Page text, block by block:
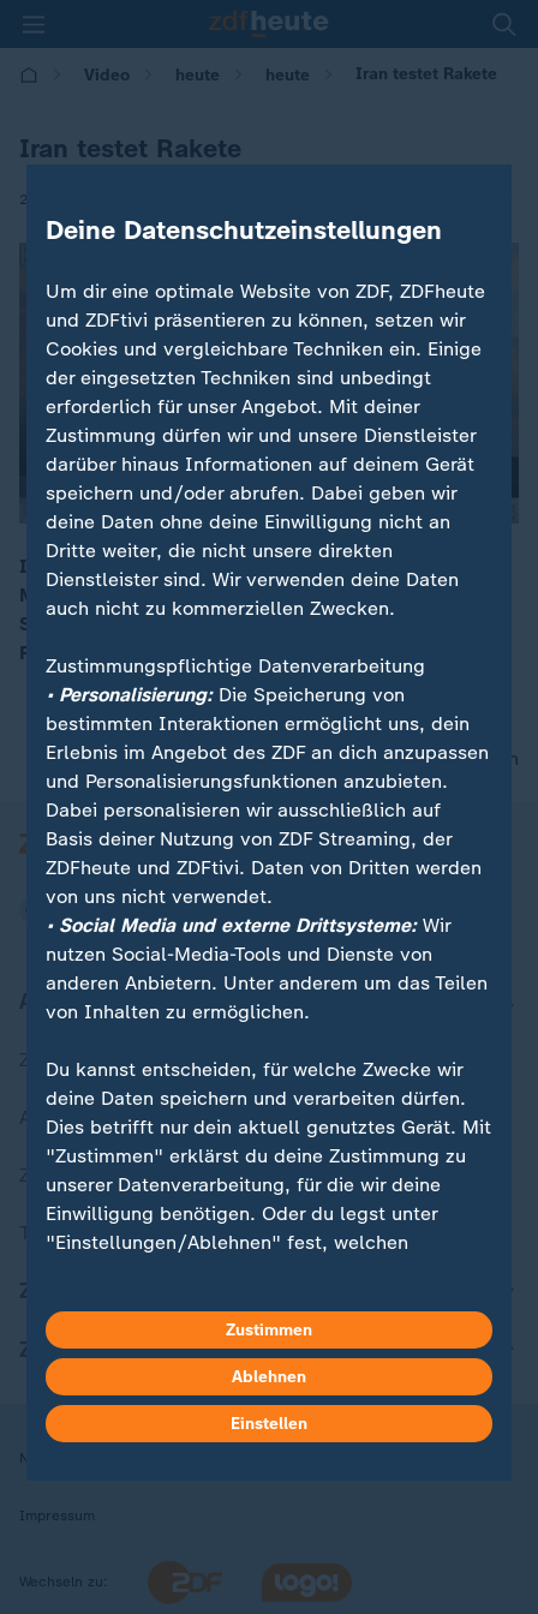
Video heute heute Iran testet Rakete
Iran testet Rakete
23.09.2017 | 08:43
00:05
Iran hat nach eigenen Angaben eine neue
Mittelstreckenrakete erfolgreich getestet. Das
Staatsfernsehen zeigte Bilder einer Rakete, die eine
Reichweite von 2.000 Kilometern haben soll.
nach oben
Aktuell bei ZDFheute
Zuletzt veröffentlicht
Aktuelle Sendungs-Videos
ZDFheute Stories
Themen im Überblick
ZDFheute Apps
Nutzungsbedingungen
Impressum
Wechseln zu:
Deine Datenschutzeinstellungen
Um dir eine optimale Website von ZDF, ZDFheute
und ZDFtivi präsentieren zu können, setzen wir
Cookies und vergleichbare Techniken ein. Einige
der eingesetzten Techniken sind unbedingt
erforderlich für unser Angebot. Mit deiner
Zustimmung dürfen wir und unsere Dienstleister
darüber hinaus Informationen auf deinem Gerät
speichern und/oder abrufen. Dabei geben wir
deine Daten ohne deine Einwilligung nicht an
Dritte weiter, die nicht unsere direkten
Dienstleister sind. Wir verwenden deine Daten
auch nicht zu kommerziellen Zwecken.
Zustimmungspflichtige Datenverarbeitung
• Personalisierung:Die Speicherung von
bestimmten Interaktionen ermöglicht uns, dein
Erlebnis im Angebot des ZDF an dich anzupassen
und Personalisierungsfunktionen anzubieten.
Dabei personalisieren wir ausschließlich auf
Basis deiner Nutzung von ZDF Streaming, der
ZDFheute und ZDFtivi. Daten von Dritten werden
von uns nicht verwendet.
• Social Media und externe Drittsysteme:Wir
nutzen Social-Media-Tools und Dienste von
anderen Anbietern. Unter anderem um das Teilen
von Inhalten zu ermöglichen.
Du kannst entscheiden, für welche Zwecke wir
deine Daten speichern und verarbeiten dürfen.
Dies betrifft nur dein aktuell genutztes Gerät. Mit
"Zustimmen" erklärst du deine Zustimmung zu
unserer Datenverarbeitung, für die wir deine
Einwilligung benötigen. Oder du legst unter
"Einstellungen/Ablehnen" fest, welchen
kannst du jederzeit mit Wirkung für die Zukunft
in deinen Einstellungen widerrufen oder ändern.
Hier findest du das Impressum.
Weitere Informationen findest du in unserer
Zustimmen
Ablehnen
Einstellen